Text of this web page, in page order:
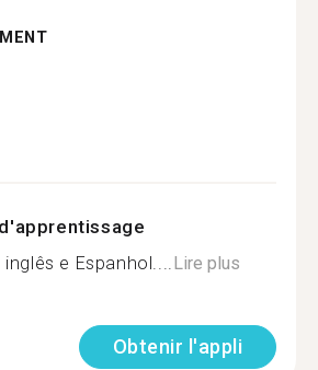
e Espanhol.... Lire plus
Obtenir l'appli